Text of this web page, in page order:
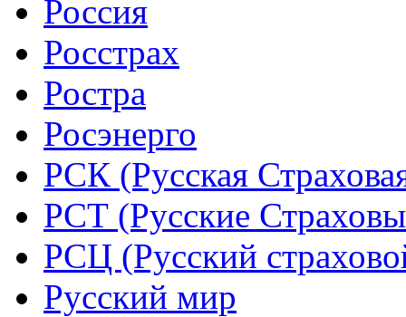
Россия
Росстрах
Ростра
Росэнерго
РСК (Русская
РСТ (Русские
РСЦ (Русский
Русский мир